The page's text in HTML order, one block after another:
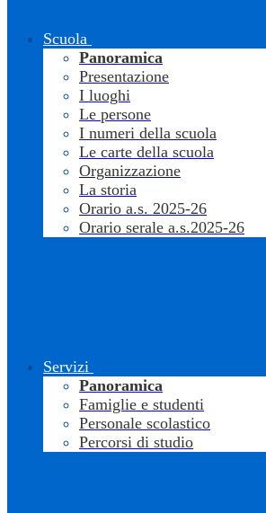
Scuola
Panoramica
Presentazione
I luoghi
Le persone
I numeri della scuola
Le carte della scuola
Organizzazione
La storia
Orario a.s. 2025-26
Orario serale a.s.2025-26
Servizi
Panoramica
Famiglie e studenti
Personale scolastico
Percorsi di studio